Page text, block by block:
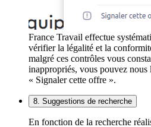
France Travail effectue
vérifier la légalité et la
malgré ces contrôles vous
inappropriés, vous pouvez
« Signaler cette offre ».
8. Suggestions de recherche
En fonction de la recherche